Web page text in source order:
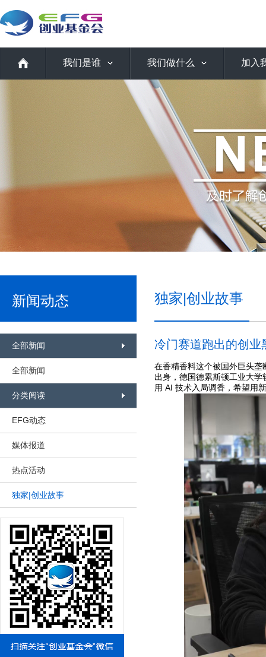
我们是谁 我们做什么 加入
新闻动态
全部新闻
全部新闻
分类阅读
EFG动态
媒体报道
热点活动
独家|创业故事
独家|创业故事
冷门赛道跑出的创
在香精香料这个被国外巨头
出身，德国德累斯顿工业大
用 AI 技术入局调香，希望用